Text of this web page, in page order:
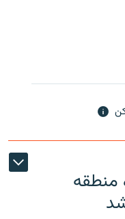
منطقه